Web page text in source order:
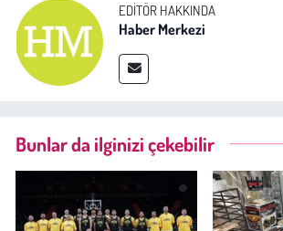
EDITÖR HAKKINDA
Haber Merkezi
Bunlar da ilginizi çekebilir